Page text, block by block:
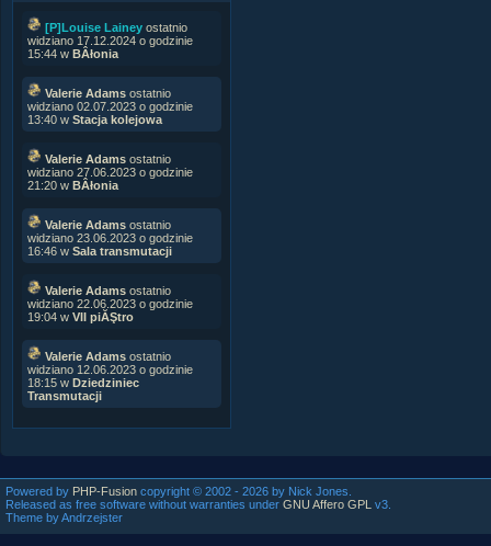
[P]Louise Lainey ostatnio
widziano 17.12.2024 o godzinie
15:44 w BÂłonia
Valerie Adams ostatnio
widziano 02.07.2023 o godzinie
13:40 w Stacja kolejowa
Valerie Adams ostatnio
widziano 27.06.2023 o godzinie
21:20 w BÂłonia
Valerie Adams ostatnio
widziano 23.06.2023 o godzinie
16:46 w Sala transmutacji
Valerie Adams ostatnio
widziano 22.06.2023 o godzinie
19:04 w VII piĂŞtro
Valerie Adams ostatnio
widziano 12.06.2023 o godzinie
18:15 w Dziedziniec
Transmutacji
Powered by PHP-Fusion copyright © 2002 - 2026 by Nick Jones.
Released as free software without warranties under GNU Affero GPL
v3.
Theme by Andrzejster